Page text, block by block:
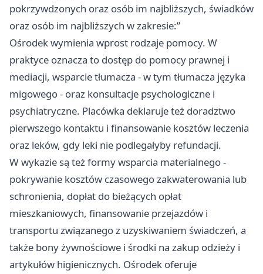
pokrzywdzonych oraz osób im najbliższych, świadków
oraz osób im najbliższych w zakresie:”
Ośrodek wymienia wprost rodzaje pomocy. W
praktyce oznacza to dostęp do pomocy prawnej i
mediacji, wsparcie tłumacza - w tym tłumacza języka
migowego - oraz konsultacje psychologiczne i
psychiatryczne. Placówka deklaruje też doradztwo
pierwszego kontaktu i finansowanie kosztów leczenia
oraz leków, gdy leki nie podlegałyby refundacji.
W wykazie są też formy wsparcia materialnego -
pokrywanie kosztów czasowego zakwaterowania lub
schronienia, dopłat do bieżących opłat
mieszkaniowych, finansowanie przejazdów i
transportu związanego z uzyskiwaniem świadczeń, a
także bony żywnościowe i środki na zakup odzieży i
artykułów higienicznych. Ośrodek oferuje